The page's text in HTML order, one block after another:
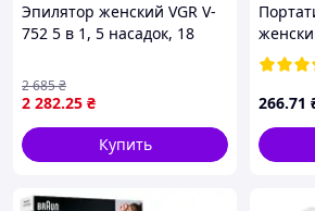
Эпилятор женский VGR V-
752 5 в 1, 5 насадок, 18
2 282.25 ₴
2 685₴
Купить
266.71